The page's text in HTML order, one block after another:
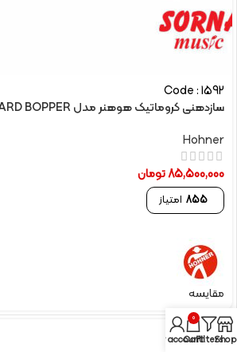
Code : 1592
سازدهنی کروماتیک هوهنر مدل HARD BOPPER
Hohner
85,500,000تومان
855 امتیاز
مقایسه
Shop
Filters
0
Cart
My account